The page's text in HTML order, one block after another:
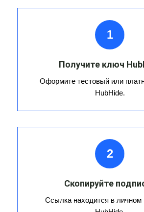
1
Получите ключ
Оформите тестовый или
HubHide.
2
Скопируйте
Ссылка находится в личном